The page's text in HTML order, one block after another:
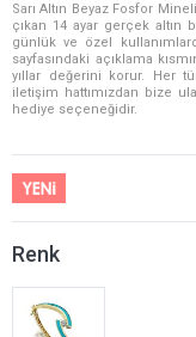
Sarı Altın Beyaz Fosfor
çıkan 14 ayar gerçek altın
günlük ve özel
sayfasındaki açıklama
yıllar değerini korur. Her
iletişim hattımızdan bize
hediye seçeneğidir.
Renk